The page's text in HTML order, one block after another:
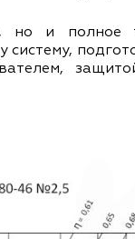
и полное